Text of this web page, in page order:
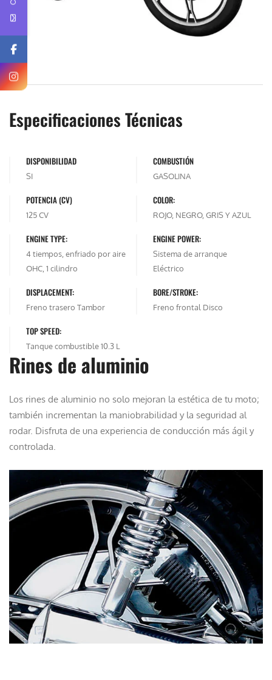
Especificaciones Técnicas
DISPONIBILIDAD
SI
COMBUSTIÓN
GASOLINA
POTENCIA (CV)
125 CV
COLOR:
ROJO, NEGRO, GRIS Y AZUL
ENGINE TYPE:
4 tiempos, enfriado por aire
OHC, 1 cilindro
ENGINE POWER:
Sistema de arranque
Eléctrico
DISPLACEMENT:
Freno trasero Tambor
BORE/STROKE:
Freno frontal Disco
TOP SPEED:
Tanque combustible 10.3 L
Rines de aluminio
Los rines de aluminio no solo mejoran la estética de tu moto;
también incrementan la maniobrabilidad y la seguridad al
rodar. Disfruta de una experiencia de conducción más ágil y
controlada.